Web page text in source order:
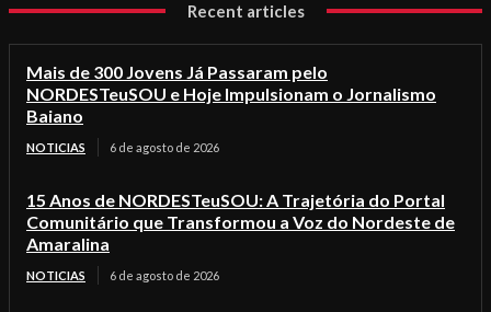
Recent articles
Mais de 300 Jovens Já Passaram pelo
NORDESTeuSOU e Hoje Impulsionam o Jornalismo
Baiano
NOTICIAS 6 de agosto de 2026
15 Anos de NORDESTeuSOU: A Trajetória do Portal
Comunitário que Transformou a Voz do Nordeste de
Amaralina
NOTICIAS 6 de agosto de 2026